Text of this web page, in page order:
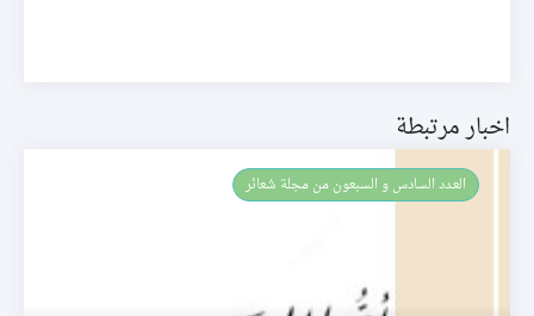
اخبار مرتبطة
العـدد السادس و السبعون من مجلة شعائر